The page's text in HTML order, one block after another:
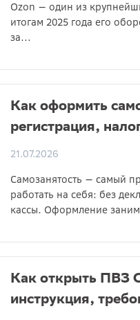
Ozon — один из
итогам 2025 года его
за...
Как оформить
регистрация,
21.07.2026
Самозанятость — самый
работать на себя: без
кассы. Оформление
Как открыть ПВЗ
инструкция,